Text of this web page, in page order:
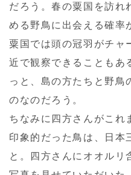
だろう。春の粟国を訪れ
める野鳥に出会える確率
粟国では頭の冠羽がチャ
近で観察できることもあ
っと、島の方たちと野鳥
のなのだろう。
ちなみに四方さんがこれ
印象的だった鳥は、日本
と。四方さんにオオルリ